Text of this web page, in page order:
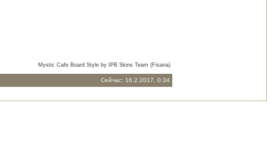
Mystic Cafe Board Style by IPB Skins Team (Fisana)
Сейчас: 16.2.2017, 0:34